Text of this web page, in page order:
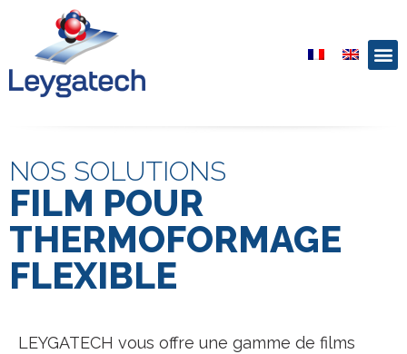
NOS SOLUTIONS
FILM POUR
THERMOFORMAGE
FLEXIBLE
LEYGATECH vous offre une gamme de films